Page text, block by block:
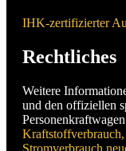
IHK-zertifizierter
Rechtliches
Weitere
und den offiziellen
Stromverbrauch